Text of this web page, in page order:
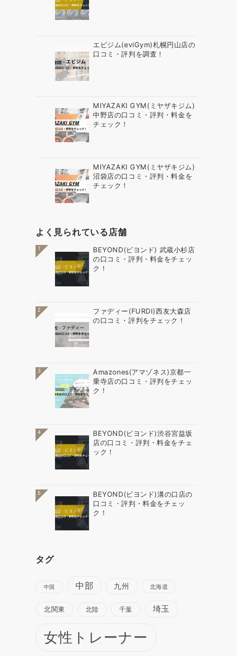
エビジム(eviGym)札幌円山店の
口コミ・評判を調査！
MIYAZAKI GYM(ミヤザキジム)
中野店の口コミ・評判・料金を
チェック！
MIYAZAKI GYM(ミヤザキジム)
沼袋店の口コミ・評判・料金を
チェック！
よく見られている店舗
1
BEYOND(ビヨンド) 武蔵小杉店
の口コミ・評判・料金をチェッ
ク！
2
ファディー(FURDI)西友大森店
の口コミ・評判をチェック！
3
Amazones(アマゾネス)京都一
乗寺店の口コミ・評判をチェッ
ク！
4
BEYOND(ビヨンド)渋谷宮益坂
店の口コミ・評判・料金をチェ
ック！
5
BEYOND(ビヨンド)溝の口店の
口コミ・評判・料金をチェッ
ク！
タグ
中国 中部 九州 北海道
北関東 北陸 千葉 埼玉
女性トレーナー